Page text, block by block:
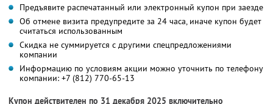
Предъявите распечатанный или электронный купон при заезде
Об отмене визита предупредите за 24 часа, иначе купон будет
считаться использованным
Скидка не суммируется с другими спецпредложениями
компании
Информацию по условиям акции можно уточнить по телефону
компании: +7 (812) 770-65-13
Купон действителен по 31 декабря 2025 включительно